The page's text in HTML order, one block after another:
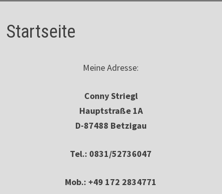
Startseite
Meine Adresse:
Conny Striegl
Hauptstraße 1A
D-87488 Betzigau
Tel.: 0831/52736047
Mob.: +49 172 2834771